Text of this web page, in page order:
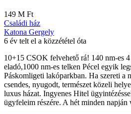
149 M Ft
Családi ház
Katona Gergely
6 év telt el a közzététel óta
10+15 CSOK felvehető rá! 140 nm-es 4
eladó,1000 nm-es telken Pécel egyik
Páskomligeti lakóparkban. Ha szereti a
csendes, nyugodt, természet közeli
luxus házat. Ingyenes Hitel
ügyfeleim részére. A hét minden napján